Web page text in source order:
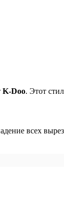
K-Doo. Этот
всех